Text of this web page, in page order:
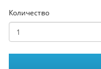
Количество